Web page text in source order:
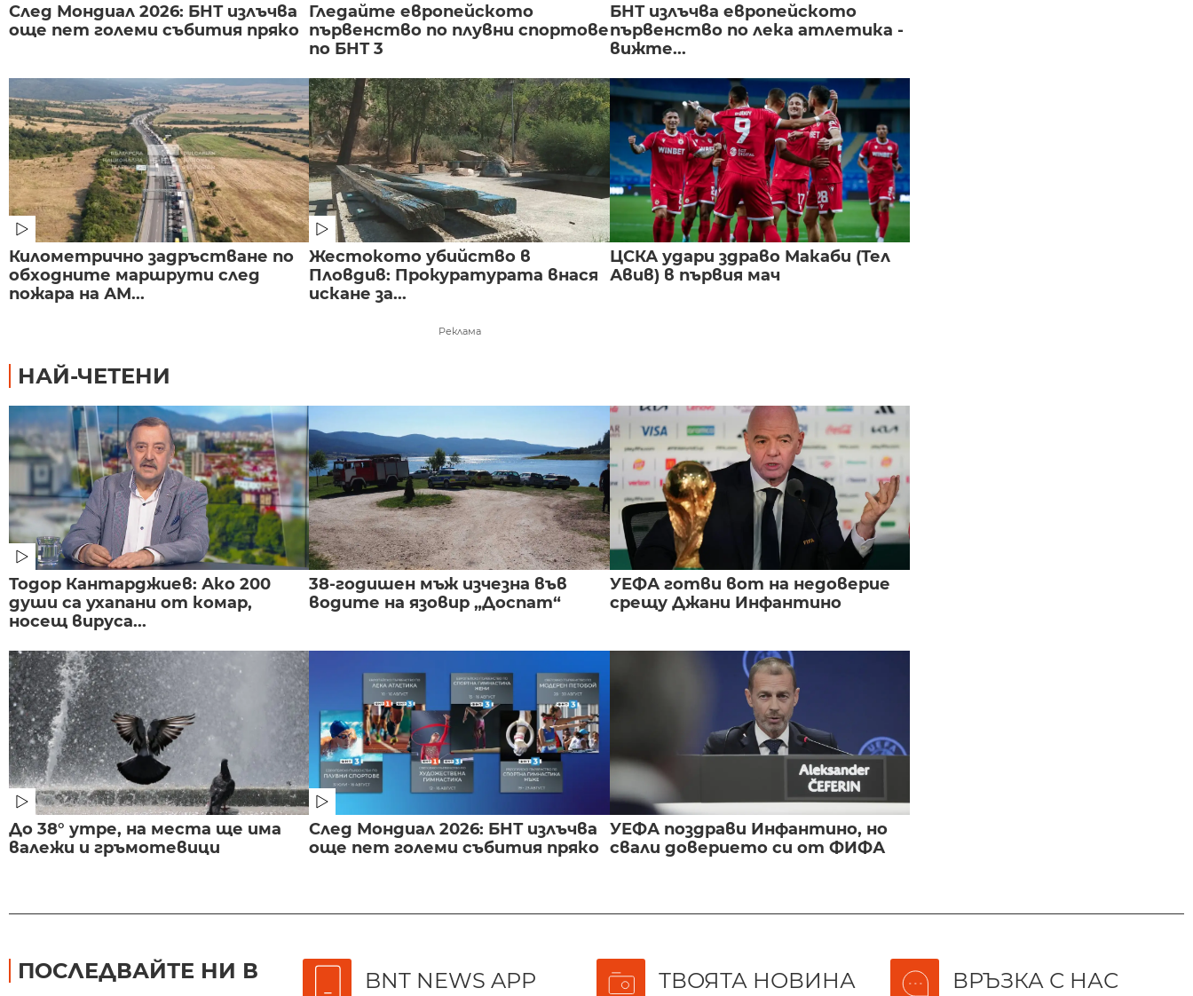
След Мондиал 2026: БНТ излъчва
още пет големи събития пряко
Гледайте европейското
първенство по плувни спортове
по БНТ 3
БНТ излъчва европейското
първенство по лека атлетика -
вижте...
Километрично задръстване по
обходните маршрути след
пожара на АМ...
Жестокото убийство в
Пловдив: Прокуратурата внася
искане за...
ЦСКА удари здраво Макаби (Тел
Авив) в първия мач
Реклама
НАЙ-ЧЕТЕНИ
Тодор Кантарджиев: Ако 200
души са ухапани от комар,
носещ вируса...
38-годишен мъж изчезна във
водите на язовир „Доспат“
УЕФА готви вот на недоверие
срещу Джани Инфантино
До 38° утре, на места ще има
валежи и гръмотевици
След Мондиал 2026: БНТ излъчва
още пет големи събития пряко
УЕФА поздрави Инфантино, но
свали доверието си от ФИФА
ПОСЛЕДВАЙТЕ НИ В BNT NEWS APP ТВОЯТА НОВИНА ВРЪЗКА С НАС